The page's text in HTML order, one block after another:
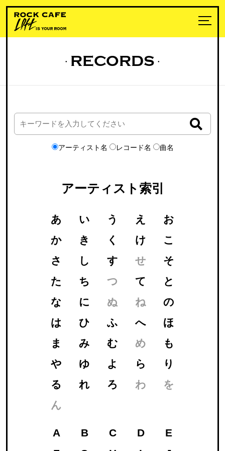
RECORDS
アーティスト名 レコード名 曲名
アーティスト索引
あ い う え
お
か
き く け
こ
さ
し す せ
そ
た
ち つ て
と
な
に ぬ ね
の
は
ひ ふ へ
ほ
ま
み む め
も
や
ゆ よ ら
り
る
れ ろ わ
を
ん
A B C D
E